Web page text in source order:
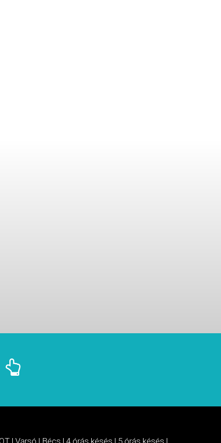
| Varsó | Bécs | 4 órás késés | 5 órás késés |